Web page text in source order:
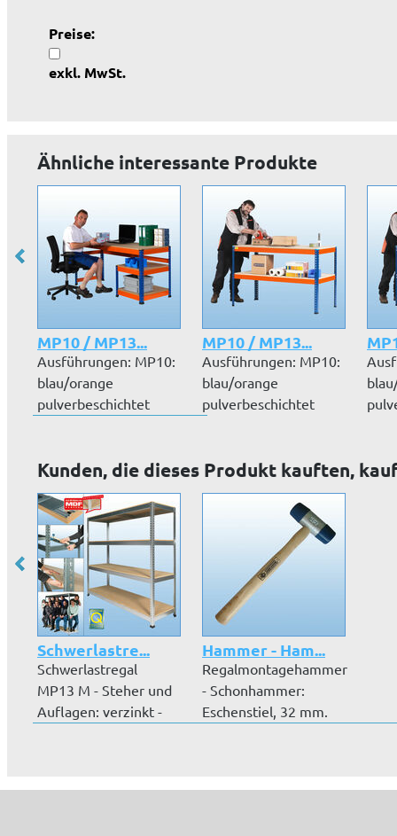
Preise:
exkl. MwSt.
Ähnliche interessante Produkte
MP10 / MP13...
Ausführungen: MP10:
blau/orange
pulverbeschichtet
MP10 / MP13...
Ausführungen: MP10:
blau/orange
pulverbeschichtet
Kunden, die dieses Produkt kauften,
Schwerlastre...
Schwerlastregal
MP13 M - Steher und
Auflagen: verzinkt -
Hammer - Ham...
Regalmontagehammer
- Schonhammer:
Eschenstiel, 32 mm.